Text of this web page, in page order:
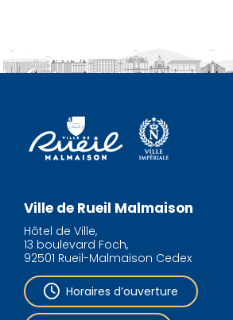
Ville de Rueil Malmaison
Hôtel de Ville,
13 boulevard Foch,
92501 Rueil-Malmaison Cedex
Horaires d’ouverture